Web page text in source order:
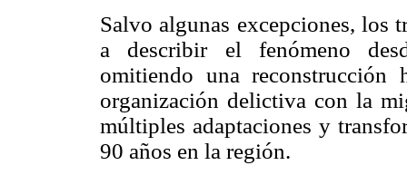
Salvo algunas excepciones, los
a describir el fenómeno
omitiendo una reconstrucción
organización delictiva con la
múltiples adaptaciones y
90 años en la región.